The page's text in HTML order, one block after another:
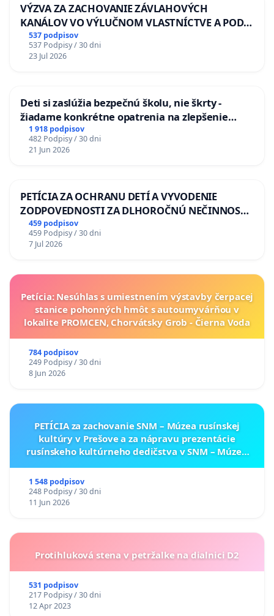
VÝZVA ZA ZACHOVANIE ZÁVLAHOVÝCH
KANÁLOV VO VÝLUČNOM VLASTNÍCTVE A POD
KONTROLOU SLOVENSKEJ REPUBLIKY & žiadosť
na riešenie zanedbaného stavu závlahových a
odvodňovacích kanálov na Slovensku
537 podpisov
537 Podpisy / 30 dni
23 Jul 2026
Deti si zaslúžia bezpečnú školu, nie škrty -
žiadame konkrétne opatrenia na zlepšenie
situácie v školstve
1 918 podpisov
482 Podpisy / 30 dni
21 Jun 2026
PETÍCIA ZA OCHRANU DETÍ A VYVODENIE
ZODPOVEDNOSTI ZA DLHOROČNÚ NEČINNOSŤ
A ZLYHANIE ŠTÁTU
459 podpisov
459 Podpisy / 30 dni
7 Jul 2026
Petícia: Nesúhlas s umiestnením výstavby čerpacej
stanice pohonných hmôt s autoumyvárňou v
lokalite PROMCEN, Chorvátsky Grob - Čierna Voda
784 podpisov
249 Podpisy / 30 dni
8 Jun 2026
PETÍCIA za zachovanie SNM – Múzea rusínskej
kultúry v Prešove a za nápravu prezentácie
rusínskeho kultúrneho dedičstva v SNM – Múzeu
1 548 podpisov
248 Podpisy / 30 dni
11 Jun 2026
Protihluková stena v petržalke na dialnici D2
531 podpisov
217 Podpisy / 30 dni
12 Apr 2023